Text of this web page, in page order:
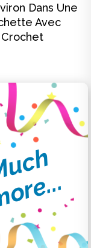
Dans Une
Avec
Crochet